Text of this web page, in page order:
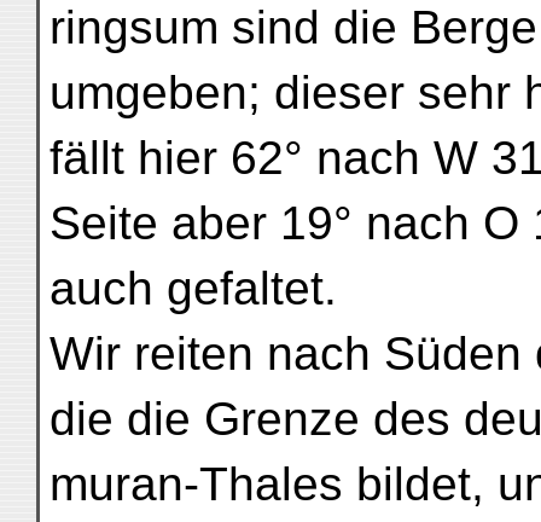
ringsum sind die
umgeben; dieser sehr
fällt hier 62° nach W
Seite aber 19° nach O
auch gefaltet.
Wir reiten nach
die die Grenze des
muran-Thales bildet,